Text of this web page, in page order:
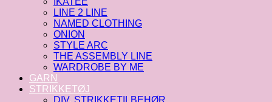
LINE 2 LINE
NAMED CLOTHING
ONION
STYLE ARC
THE ASSEMBLY LINE
WARDROBE BY ME
GARN
STRIKKETØJ
DIV. STRIKKETILBEHØR